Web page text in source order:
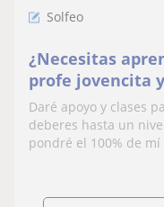
Solfeo
¿Necesitas
profe jovencita
Daré apoyo y clases
deberes hasta un
pondré el 100% de